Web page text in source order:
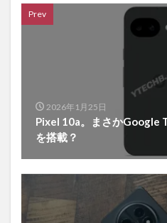
Prev
2026年1月25日
Pixel 10a。まさかGoogle
を搭載？